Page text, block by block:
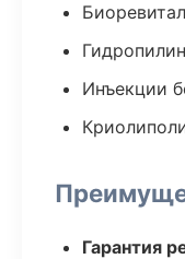
Инъекции
Гарантия